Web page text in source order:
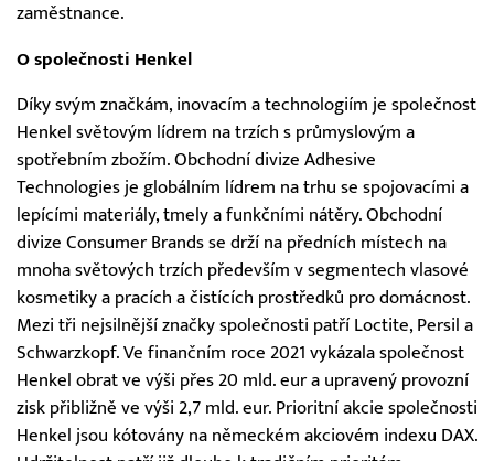
zaměstnance.
O společnosti Henkel
Díky svým značkám, inovacím a technologiím je společnost
Henkel světovým lídrem na trzích s průmyslovým a
spotřebním zbožím. Obchodní divize Adhesive
Technologies je globálním lídrem na trhu se spojovacími a
lepícími materiály, tmely a funkčními nátěry. Obchodní
divize Consumer Brands se drží na předních místech na
mnoha světových trzích především v segmentech vlasové
kosmetiky a pracích a čistících prostředků pro domácnost.
Mezi tři nejsilnější značky společnosti patří Loctite, Persil a
Schwarzkopf. Ve finančním roce 2021 vykázala společnost
Henkel obrat ve výši přes 20 mld. eur a upravený provozní
zisk přibližně ve výši 2,7 mld. eur. Prioritní akcie společnosti
Henkel jsou kótovány na německém akciovém indexu DAX.